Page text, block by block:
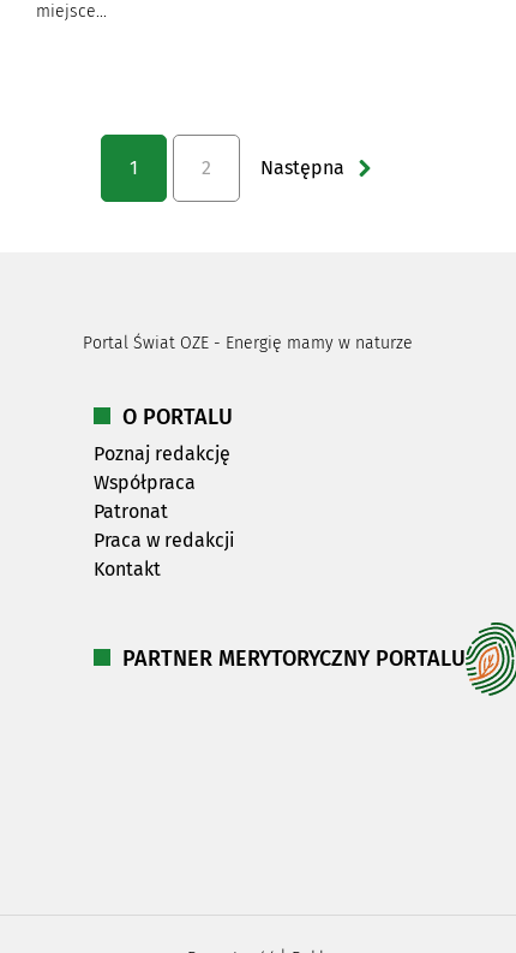
miejsce...
1 2 Następna
Portal Świat OZE - Energię mamy w naturze
O PORTALU
Poznaj redakcję
Współpraca
Patronat
Praca w redakcji
Kontakt
PARTNER MERYTORYCZNY PORTALU